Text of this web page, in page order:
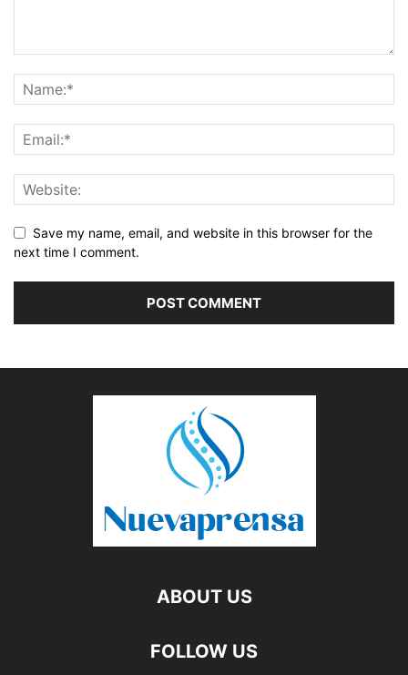
Save my name, email, and website in this browser for the
next time I comment.
ABOUT US
FOLLOW US